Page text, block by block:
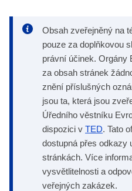
Obsah zveřejněný na
pouze za doplňkovou
právní účinek. Orgány
za obsah stránek
znění příslušných
jsou ta, která jsou
Úředního věstníku
dispozici v TED. Tato
dostupná přes odkazy
stránkách. Více
vysvětlitelnosti a
veřejných zakázek.